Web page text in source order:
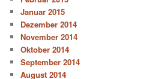
Januar 2015
Dezember 2014
November 2014
Oktober 2014
September 2014
August 2014